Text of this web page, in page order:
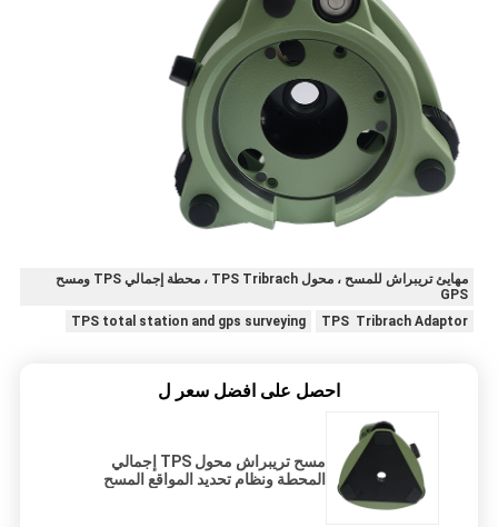
مهايئ تريبراش للمسح ، محول TPS Tribrach ، محطة إجمالي TPS ومسح
GPS
TPS Tribrach Adaptor
TPS total station and gps surveying
احصل على افضل سعر ل
مسح تريبراش محول TPS إجمالي
المحطة ونظام تحديد المواقع المسح